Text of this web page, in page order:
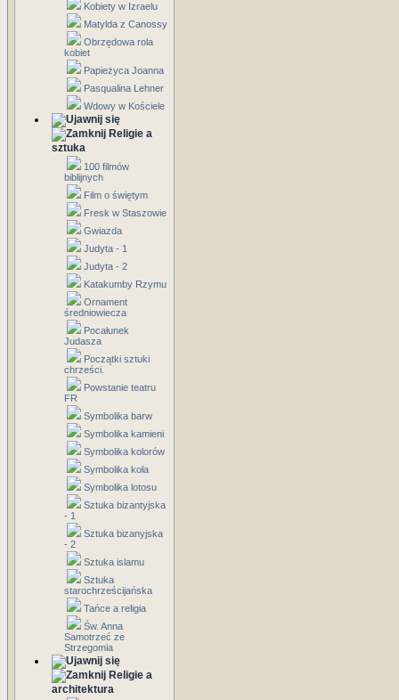
Kobiety w Izraelu
Matylda z Canossy
Obrzędowa rola
kobiet
Papieżyca Joanna
Pasqualina Lehner
Wdowy w Kościele
Religie a
sztuka
100 filmów
biblijnych
Film o świętym
Fresk w Staszowie
Gwiazda
Judyta - 1
Judyta - 2
Katakumby Rzymu
Ornament
średniowiecza
Pocałunek
Judasza
Początki sztuki
chrześci.
Powstanie teatru
FR
Symbolika barw
Symbolika kamieni
Symbolika kolorów
Symbolika koła
Symbolika lotosu
Sztuka bizantyjska
- 1
Sztuka bizanyjska
- 2
Sztuka islamu
Sztuka
starochrześcijańska
Tańce a religia
Św. Anna
Samotrzeć ze
Strzegomia
Religie a
architektura